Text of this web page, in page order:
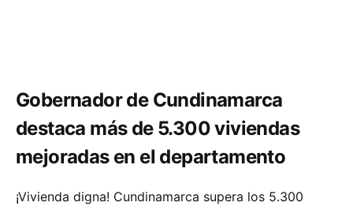
Gobernador de Cundinamarca
destaca más de 5.300 viviendas
mejoradas en el departamento
¡Vivienda digna! Cundinamarca supera los 5.300